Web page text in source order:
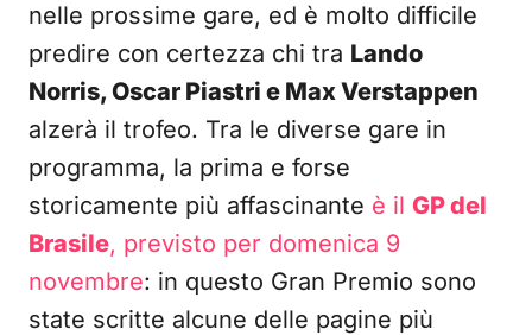
nelle prossime gare, ed è molto difficile
predire con certezza chi tra Lando
Norris, Oscar Piastri e Max Verstappen
alzerà il trofeo. Tra le diverse gare in
programma, la prima e forse
storicamente più affascinante è il GP del
Brasile, previsto per domenica 9
novembre: in questo Gran Premio sono
state scritte alcune delle pagine più